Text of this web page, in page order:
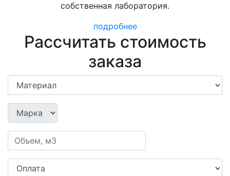
собственная лаборатория.
подробнее
Рассчитать стоимость
заказа